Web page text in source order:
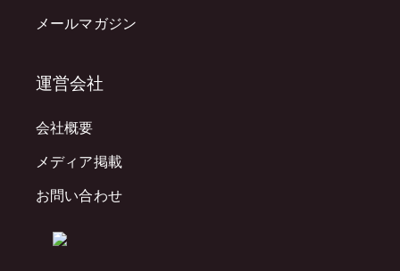
メールマガジン
運営会社
会社概要
メディア掲載
お問い合わせ